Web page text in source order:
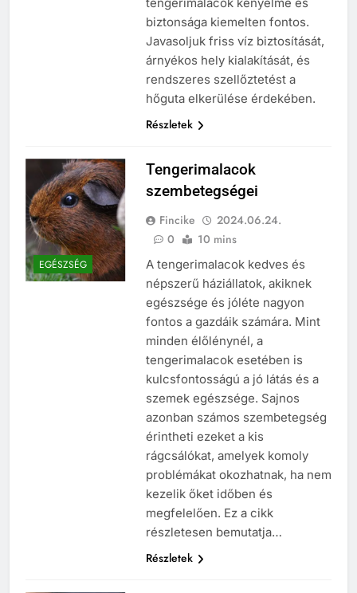
biztonsága kiemelten fontos.
Javasoljuk friss víz biztosítását,
árnyékos hely kialakítását, és
rendszeres szellőztetést a
hőguta elkerülése érdekében.
Részletek
EGÉSZSÉG
Tengerimalacok
szembetegségei
Fincike
2024.06.24.
0
10 mins
A tengerimalacok kedves és
népszerű háziállatok, akiknek
egészsége és jóléte nagyon
fontos a gazdáik számára. Mint
minden élőlénynél, a
tengerimalacok esetében is
kulcsfontosságú a jó látás és a
szemek egészsége. Sajnos
azonban számos szembetegség
érintheti ezeket a kis
rágcsálókat, amelyek komoly
problémákat okozhatnak, ha nem
kezelik őket időben és
megfelelően. Ez a cikk
részletesen bemutatja…
Részletek